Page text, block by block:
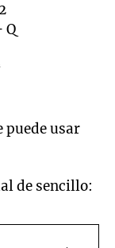
Q
puede usar
de sencillo: